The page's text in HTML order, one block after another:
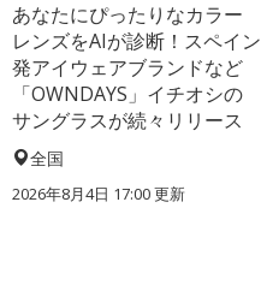
あなたにぴったりなカラー
レンズをAIが診断！スペイン
発アイウェアブランドなど
「OWNDAYS」イチオシの
サングラスが続々リリース
全国
2026年8月4日 17:00更新